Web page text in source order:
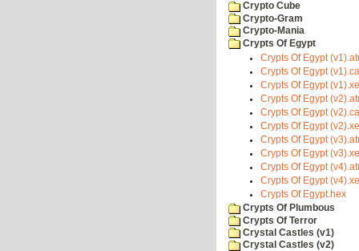
Crypto Cube
Crypto-Gram
Crypto-Mania
Crypts Of Egypt
Crypts Of Egypt
Crypts Of Egypt
Crypts Of Egypt
Crypts Of Egypt
Crypts Of Egypt
Crypts Of Egypt
Crypts Of Egypt
Crypts Of Egypt
Crypts Of Egypt
Crypts Of Egypt
Crypts Of Egypt.hex
Crypts Of Plumbous
Crypts Of Terror
Crystal Castles (v1)
Crystal Castles (v2)